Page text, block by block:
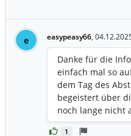
e easypeasy66,
1
Danke für die
einfach mal so
dem Tag des
begeistert über
noch lange nicht